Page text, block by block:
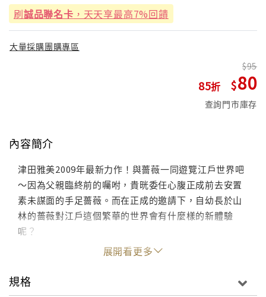
刷誠品聯名卡 ，天天享最高7%回饋
大量採購團購專區
85
95
80
查詢門市庫存
內容簡介
津田雅美2009年最新力作！與薔薇一同遊覽江戶世界吧
～因為父親臨終前的囑咐，貴晄委任心腹正成前去安置
素未謀面的手足薔薇。而在正成的邀請下，自幼長於山
林的薔薇對江戶這個繁華的世界會有什麼樣的新體驗
呢？
展開看更多
規格